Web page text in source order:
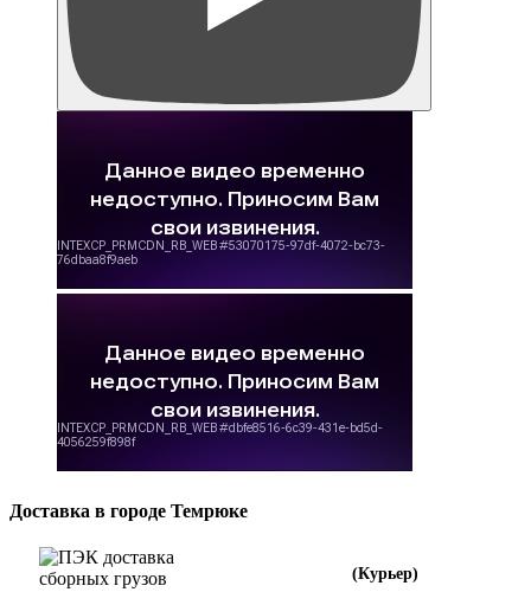
Доставка в городе Темрюке
(Курьер)